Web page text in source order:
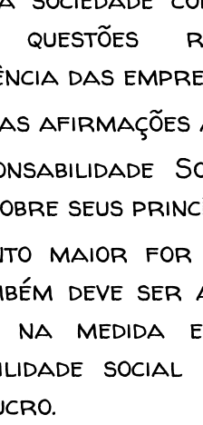
das
afirmações
seus
maior for o
deve ser
na